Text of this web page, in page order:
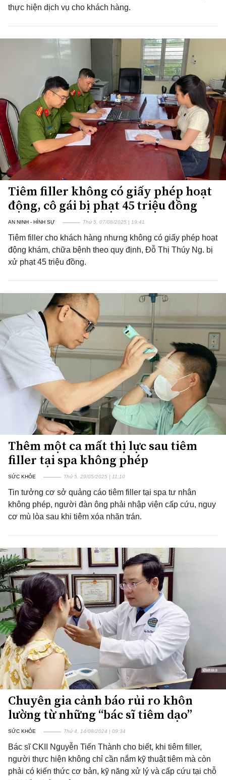
thực hiện dịch vụ cho khách hàng.
Tiêm filler không có giấy phép hoạt
động, cô gái bị phạt 45 triệu đồng
AN NINH - HÌNH SỰ Thứ 5, 07/08/2025 | 19:41
Tiêm filler cho khách hàng nhưng không có giấy phép hoạt
động khám, chữa bệnh theo quy định, Đỗ Thị Thúy Ng. bị
xử phạt 45 triệu đồng.
Thêm một ca mất thị lực sau tiêm
filler tại spa không phép
SỨC KHỎE Thứ 5, 29/05/2025 | 11:10
Tin tưởng cơ sở quảng cáo tiêm filler tại spa tư nhân
không phép, người đàn ông phải nhập viện cấp cứu, nguy
cơ mù lòa sau khi tiêm xóa nhăn trán.
Chuyên gia cảnh báo rủi ro khôn
lường từ những “bác sĩ tiêm dạo”
SỨC KHỎE Thứ 4, 14/08/2024 | 09:34
Bác sĩ CKII Nguyễn Tiến Thành cho biết, khi tiêm filler,
người thực hiện không chỉ cần nắm kỹ thuật tiêm mà còn
phải có kiến thức cơ bản, kỹ năng xử lý và cấp cứu tại chỗ